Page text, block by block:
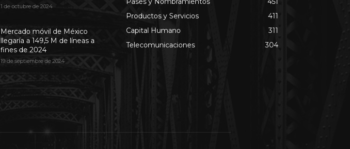
1 de octubre de 2024
Mercado móvil de México
llegaría a 149,5 M de líneas a
fines de 2024
19 de septiembre de 2024
Productos y Servicios
411
Capital Humano
311
Telecomunicaciones
304